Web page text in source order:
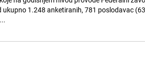
1.248 anketiranih, 781 poslodavac